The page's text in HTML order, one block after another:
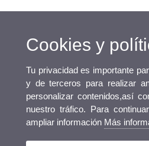
Cookies y
Tu privacidad es importante
y de terceros para realizar
personalizar contenidos,así
nuestro tráfico. Para
ampliar información Más